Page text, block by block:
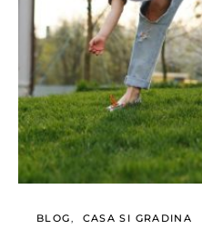
BLOG CASA SI GRADINA